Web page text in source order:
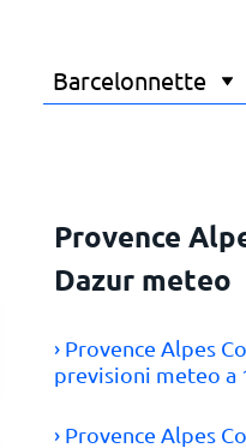
Provence
Dazur meteo
› Provence Alpes
previsioni meteo a
› Provence Alpes